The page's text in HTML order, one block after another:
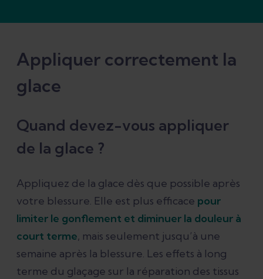
Appliquer correctement la
glace
Quand devez-vous appliquer
de la glace ?
Appliquez de la glace dès que possible après
votre blessure. Elle est plus efficace pour
limiter le gonflement et diminuer la douleur à
court terme, mais seulement jusqu’à une
semaine après la blessure. Les effets à long
terme du glaçage sur la réparation des tissus